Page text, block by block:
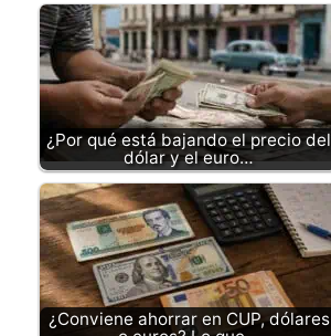
¿Por qué está bajando el precio del
dólar y el euro…
¿Conviene ahorrar en CUP, dólares